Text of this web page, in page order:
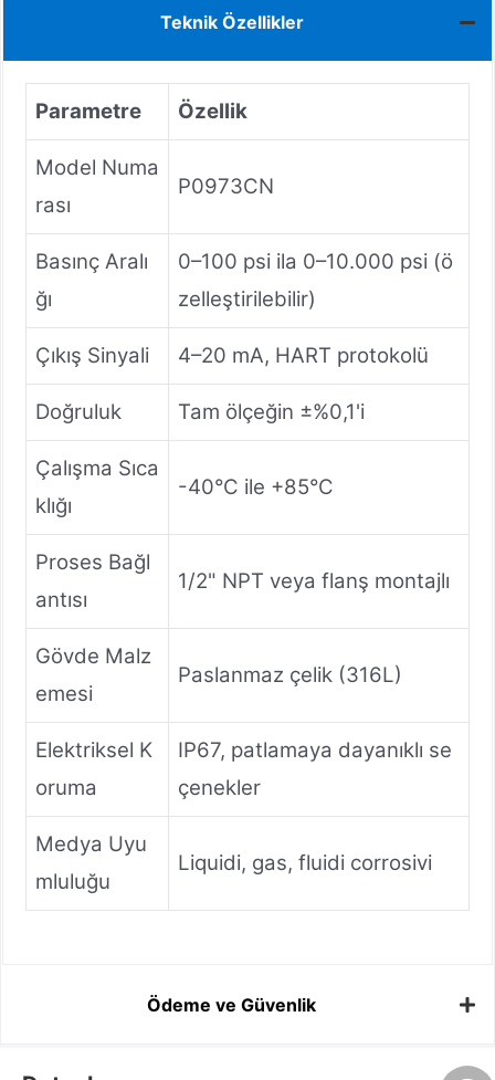
Teknik Özellikler
Parametre Özellik
Model Numa
rası
P0973CN
Basınç Aralı
ğı
0–100 psi ila 0–10.000 psi (ö
zelleştirilebilir)
Çıkış Sinyali 4–20 mA, HART protokolü
Doğruluk Tam ölçeğin ±%0,1'i
Çalışma Sıca
klığı
-40°C ile +85°C
Proses Bağl
antısı
1/2" NPT veya flanş montajlı
Gövde Malz
emesi
Paslanmaz çelik (316L)
Elektriksel K
oruma
IP67, patlamaya dayanıklı se
çenekler
Medya Uyu
mluluğu
Liquidi, gas, fluidi corrosivi
Ödeme ve Güvenlik